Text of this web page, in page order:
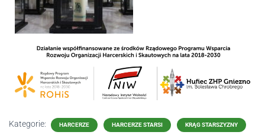
Kategorie: HARCERZE HARCERZE STARSI KRĄG STARSZYZNY